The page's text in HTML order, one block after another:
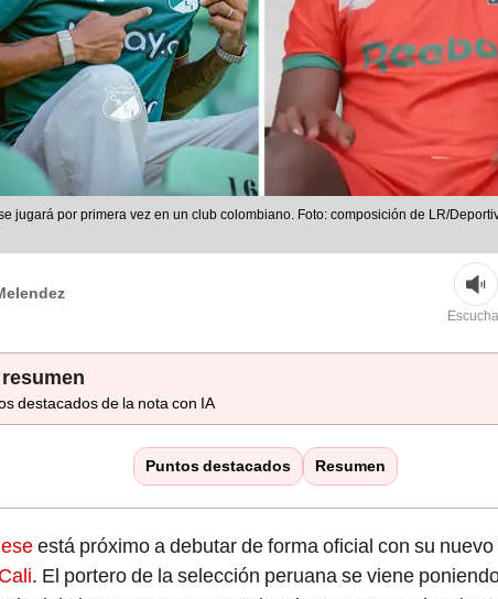
jugará por primera vez en un club colombiano. Foto: composición de LR/
destacados de la nota con IA
Puntos destacados Resumen
está próximo a debutar de forma oficial con su nuevo
. El portero de la selección peruana se viene